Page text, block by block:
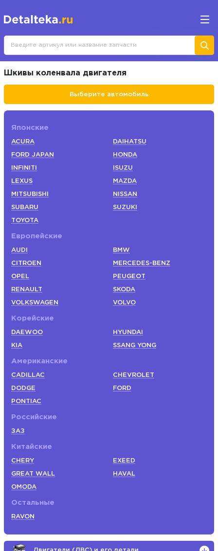
Шкивы коленвала двигателя
Выберите автомобиль
Японские
ACURA DAIHATSU
FORD JAPAN HONDA
INFINITI ISUZU
LEXUS MAZDA
MITSUBISHI NISSAN
SUBARU SUZUKI
TOYOTA
Европейские
AUDI BMW
CITROEN MERCEDES-BENZ
OPEL PEUGEOT
RENAULT SKODA
VOLKSWAGEN VOLVO
Корейские
DAEWOO HYUNDAI
KIA SSANG YONG
Американские
CADILLAC CHEVROLET
DODGE FORD
PONTIAC
Российские
ЗАЗ
Китайские
CHERY EXEED
GREAT WALL HAVAL
OMODA
Остальные
RAVON